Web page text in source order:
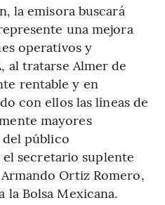
la emisora buscará
una mejora
operativos y
al tratarse Almer de
rentable y en
con ellos las líneas de
mayores
público
secretario suplente
Ortiz Romero,
la Bolsa Mexicana.